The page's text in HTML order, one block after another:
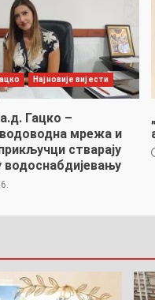
Најновије вијести
Гацко –
мрежа и
стварају
водоснабдијевању